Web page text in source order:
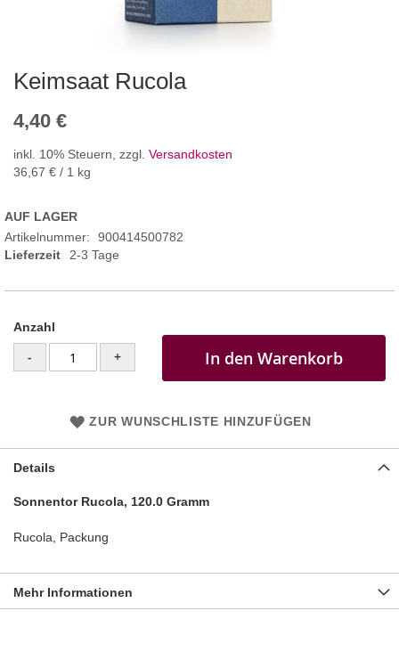
Keimsaat Rucola
4,40 €
inkl. 10% Steuern, zzgl. Versandkosten
36,67 € / 1 kg
AUF LAGER
Artikelnummer
900414500782
Lieferzeit
2-3 Tage
Anzahl
- + In den Warenkorb
ZUR WUNSCHLISTE HINZUFÜGEN
Details
Sonnentor Rucola, 120.0 Gramm
Rucola, Packung
Mehr Informationen